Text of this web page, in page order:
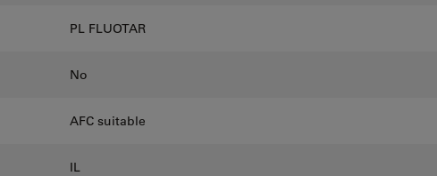
PL FLUOTAR
No
AFC suitable
IL